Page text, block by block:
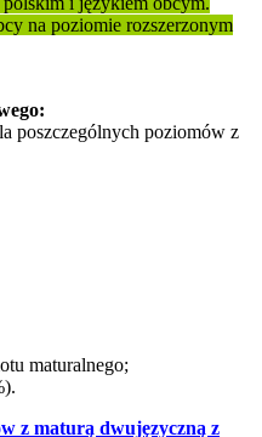
na poziomie rozszerzonym
poszczególnych poziomów z
maturalnego;
z maturą dwujęzyczną z